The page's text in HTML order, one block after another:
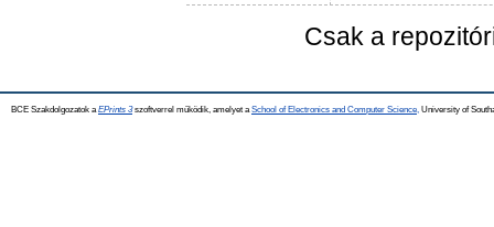
Csak a
BCE Szakdolgozatok a EPrints 3szoftverrel működik, amelyet a School of Electronics and Computer Science, University of